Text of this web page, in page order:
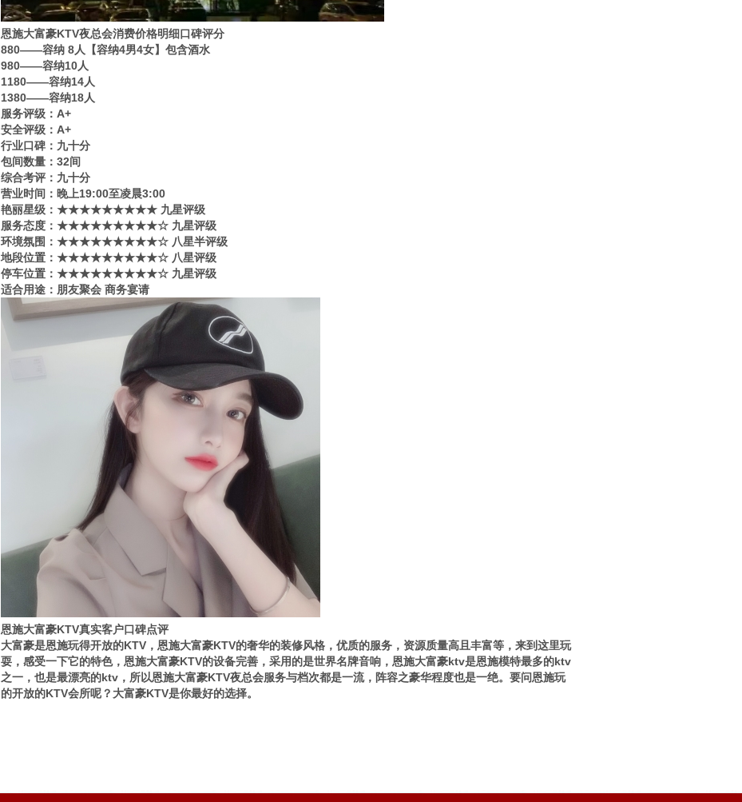
恩施大富豪KTV夜总会消费价格明细口碑评分
880——容纳 8人【容纳4男4女】包含酒水
980——容纳10人
1180——容纳14人
1380——容纳18人
服务评级：A+
安全评级：A+
行业口碑：九十分
包间数量：32间
综合考评：九十分
营业时间：晚上19:00至凌晨3:00
艳丽星级​‌‌：★★★★★★★★★ 九星评级
服务态度：★★★★★★★★★☆ 九星评级
环境氛围：★★★★★★★★★☆ 八星半评级
地段位置：★★★★★★★★★☆ 八星评级
停车位置：★★★★★★★★★☆ 九星评级
适合用途：朋友聚会 商务宴请
恩施大富豪KTV真实客户口碑点评
大富豪是恩施玩得开放的KTV，恩施大富豪KTV的奢华的装修风格，优质的服务，资源质量高且丰富等，来到这里玩
耍，感受一下它的特色，恩施大富豪KTV的设备完善，采用的是世界名牌音响，恩施大富豪ktv是恩施模特最多的ktv
之一，也是最漂亮的ktv，所以恩施大富豪KTV夜总会服务与档次都是一流，阵容之豪华程度也是一绝。要问恩施玩
的开放的KTV会所呢？大富豪KTV是你最好的选择。